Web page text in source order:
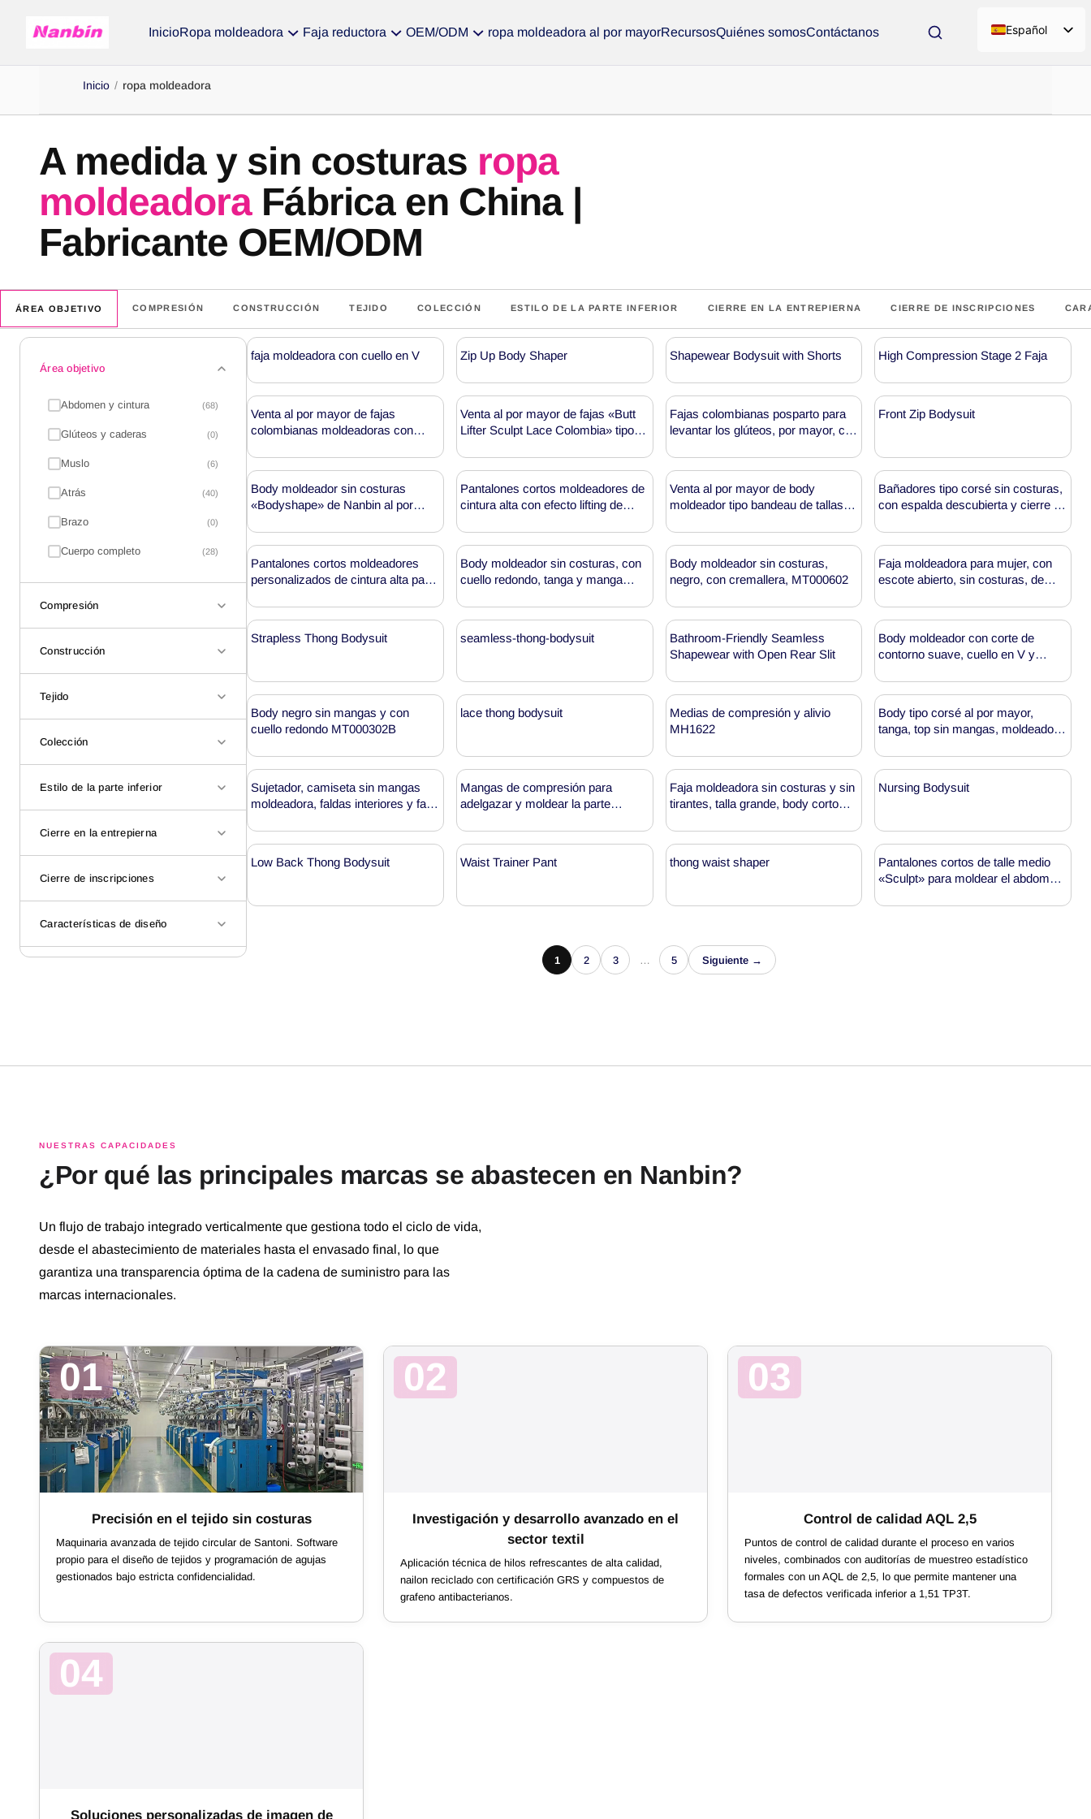
InicioRopa moldeadora Faja reductora OEM/ODM ropa moldeadora al por mayorRecursosQuiénes somosContáctanos Español
Inicio / ropa moldeadora
A medida y sin costuras ropa
moldeadoraFábrica en China |
Fabricante OEM/ODM
ÁREA OBJETIVO COMPRESIÓN CONSTRUCCIÓN TEJIDO COLECCIÓN ESTILO DE LA PARTE INFERIOR CIERRE EN LA ENTREPIERNA CIERRE DE INSCRIPCIONES
Área objetivo
Abdomen y cintura (68)
Glúteos y caderas (0)
Muslo (6)
Atrás (40)
Brazo (0)
Cuerpo completo (28)
Compresión
Construcción
Tejido
Colección
Estilo de la parte inferior
Cierre en la entrepierna
Cierre de inscripciones
Características de diseño
Productos
de
faja
moldeadora
faja moldeadora con cuello en V Zip Up Body Shaper Shapewear Bodysuit with Shorts High Compression Stage 2 Faja
Venta al por mayor de fajas
colombianas moldeadoras con
MT000152
Venta al por mayor de fajas «Butt
Lifter Sculpt Lace Colombia» tipo
MT000833
Fajas colombianas posparto para
levantar los glúteos, por mayor, con
modelo MT000988
Front Zip Bodysuit
Body moldeador sin costuras
«Bodyshape» de Nanbin al por
Pantalones cortos moldeadores de
cintura alta con efecto lifting de
por mayor, MT000718
Venta al por mayor de body
moldeador tipo bandeau de tallas
Bañadores tipo corsé sin costuras,
con espalda descubierta y cierre de
Pantalones cortos moldeadores
personalizados de cintura alta para
MHW100027B
Body moldeador sin costuras, con
cuello redondo, tanga y manga
MT000327
Body moldeador sin costuras,
negro, con cremallera, MT000602
Faja moldeadora para mujer, con
escote abierto, sin costuras, de
MHW100028
Strapless Thong Bodysuit
seamless-thong-bodysuit
Bathroom-Friendly Seamless
Shapewear with Open Rear Slit
Body moldeador con corte de
contorno suave, cuello en V y
Body negro sin mangas y con
cuello redondo MT000302B
lace thong bodysuit
Medias de compresión y alivio
MH1622
Body tipo corsé al por mayor,
tanga, top sin mangas, moldeador
Sujetador, camiseta sin mangas
moldeadora, faldas interiores y faja
Mangas de compresión para
adelgazar y moldear la parte
Faja moldeadora sin costuras y sin
tirantes, talla grande, body corto
mayor)
Nursing Bodysuit
Low Back Thong Bodysuit Waist Trainer Pant thong waist shaper
Pantalones cortos de talle medio
«Sculpt» para moldear el abdomen
MT000729
1 2 3 … 5 Siguiente →
NUESTRAS CAPACIDADES
¿Por qué las principales marcas se abastecen en Nanbin?
Un flujo de trabajo integrado verticalmente que gestiona todo el ciclo de vida,
desde el abastecimiento de materiales hasta el envasado final, lo que
garantiza una transparencia óptima de la cadena de suministro para las
marcas internacionales.
01
Precisión en el tejido sin costuras
Maquinaria avanzada de tejido circular de Santoni. Software
propio para el diseño de tejidos y programación de agujas
gestionados bajo estricta confidencialidad.
02
Investigación y desarrollo avanzado en el
sector textil
Aplicación técnica de hilos refrescantes de alta calidad,
nailon reciclado con certificación GRS y compuestos de
grafeno antibacterianos.
03
Control de calidad AQL 2,5
Puntos de control de calidad durante el proceso en varios
niveles, combinados con auditorías de muestreo estadístico
formales con un AQL de 2,5, lo que permite mantener una
tasa de defectos verificada inferior a 1,51 TP3T.
04
Soluciones personalizadas de imagen de